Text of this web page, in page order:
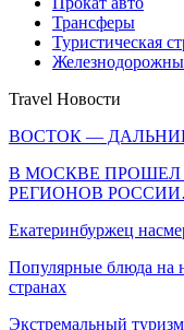
Трансферы
Туристическая
Travel Новости
ВОСТОК —
В МОСКВЕ
РЕГИОНОВ
Екатеринбуржец
Популярные блюда на
странах
Экстремальный